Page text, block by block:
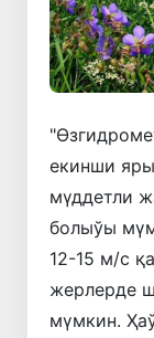
екинши
мүддетли
болыўы
12-15 м/с
жерлерде
мүмкин.